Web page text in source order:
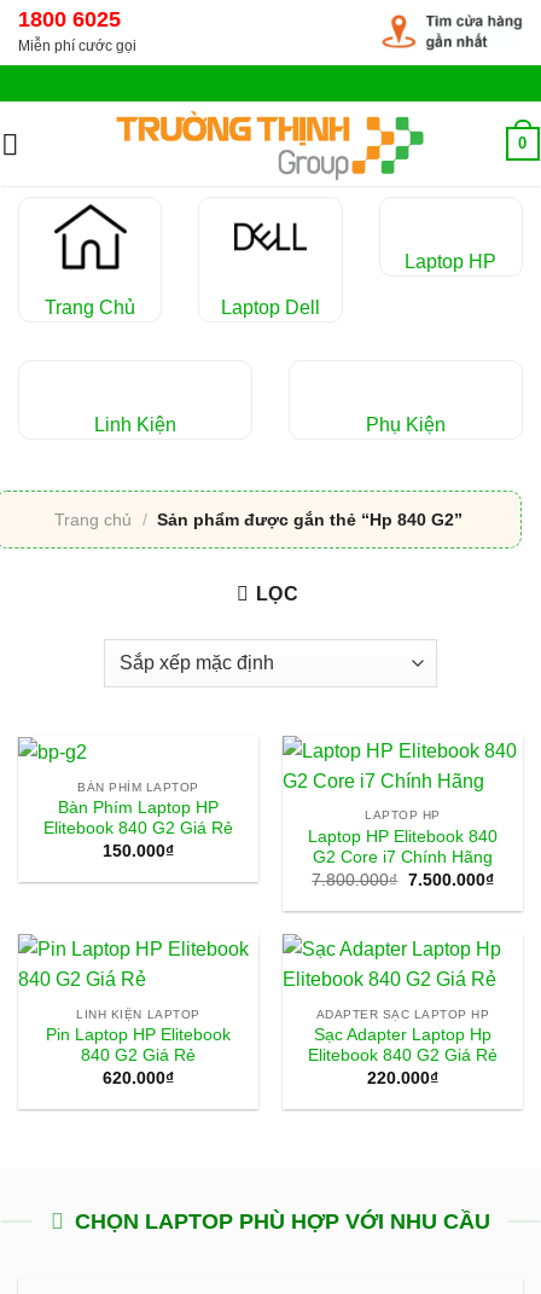
Chuyển
đến
dung
1800 6025
Miễn phí cước gọi
0
Trang Chủ Laptop Dell
Laptop HP
Linh Kiện Phụ Kiện
Trang chủ / Sản phẩm được gắn thẻ “Hp 840 G2”
LỌC
BÀN PHÍM LAPTOP
Bàn Phím Laptop HP
Elitebook 840 G2 Giá Rẻ
150.000₫
LAPTOP HP
Laptop HP Elitebook 840
G2 Core i7 Chính Hãng
7.800.000₫ Giá
là:
7.500.000₫Giá
tại
LINH KIỆN LAPTOP
Pin Laptop HP Elitebook
840 G2 Giá Rẻ
620.000₫
ADAPTER SẠC LAPTOP HP
Sạc Adapter Laptop Hp
Elitebook 840 G2 Giá Rẻ
220.000₫
CHỌN LAPTOP PHÙ HỢP VỚI NHU CẦU